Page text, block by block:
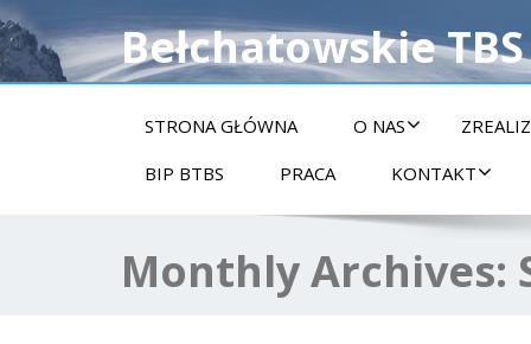
Bełchatowskie TBS
STRONA GŁÓWNA O NAS
BIP BTBS
PRACA KONTAKT
Monthly Archives: